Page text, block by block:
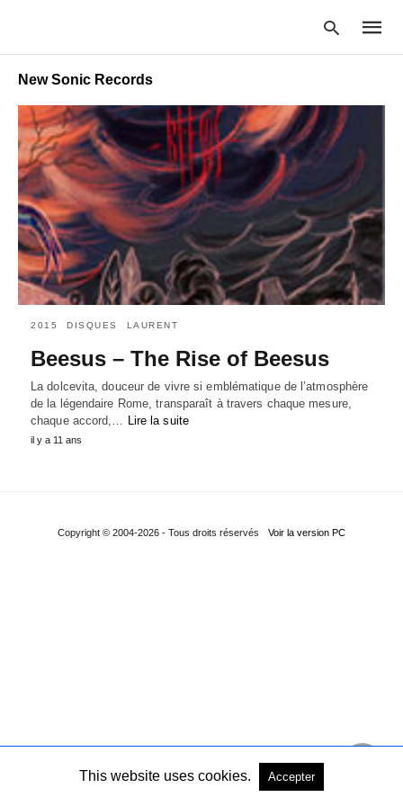
your
search
hit
New Sonic Records
2015 DISQUES LAURENT
Beesus – The Rise of Beesus
La dolcevita, douceur de vivre si emblématique de l’atmosphère
de la légendaire Rome, transparaît à travers chaque mesure,
chaque accord,… Lire la suite
il y a 11 ans
Copyright © 2004-2026 - Tous droits réservés Voir la version PC
This website uses cookies. Accepter